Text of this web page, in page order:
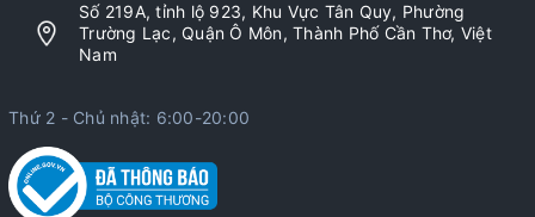
Số 219A, tỉnh lộ 923, Khu Vực Tân Quy, Phường
Trường Lạc, Quận Ô Môn, Thành Phố Cần Thơ, Việt
Nam
Thứ 2 - Chủ nhật: 6:00-20:00